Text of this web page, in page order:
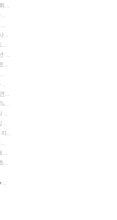
...
...
...
...
...
...
...
...
...
...
...